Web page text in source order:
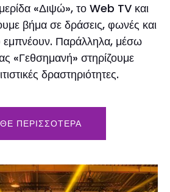
«Διψώ», το Web TV και
βήμα σε δράσεις, φωνές και
Παράλληλα, μέσω
«Γεθσημανή» στηρίζουμε
δραστηριότητες.
ΠΕΡΙΣΣΟΤΕΡΑ